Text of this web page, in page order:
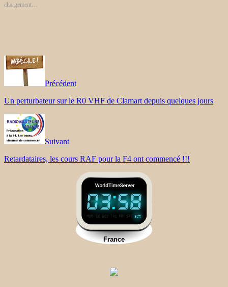
chargement…
Précédent
Un perturbateur sur le R0 VHF de Clamart depuis quelques jours
Suivant
Retardataires, les cours RAF pour la F4 ont commencé !!!